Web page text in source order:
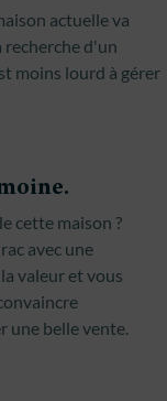
actuelle va
recherche d'un
moins lourd à gérer
cette maison ?
avec une
valeur et vous
une belle vente.